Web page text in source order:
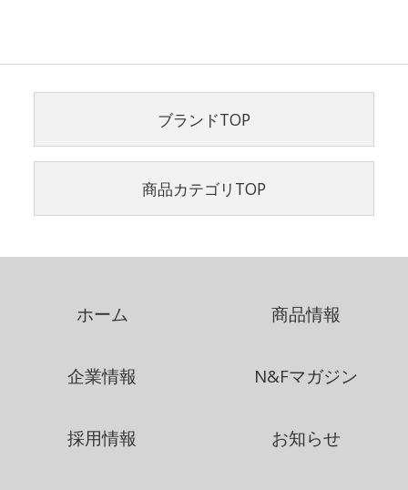
ブランドTOP
商品カテゴリTOP
ホーム 商品情報
企業情報 N&Fマガジン
採用情報 お知らせ